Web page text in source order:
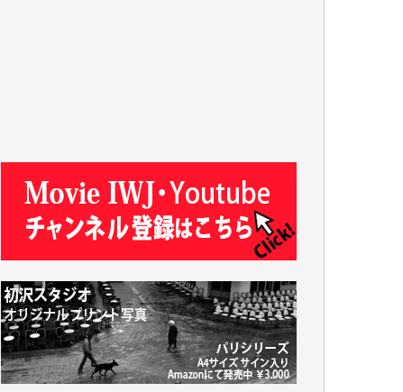
ASAKO TAKAESU 様
マシオン恵美香 様
平野智生 様
徳山匡 様
金 盛起 様
塩川 晃平 様
松本益美 様
井出 隆太 様